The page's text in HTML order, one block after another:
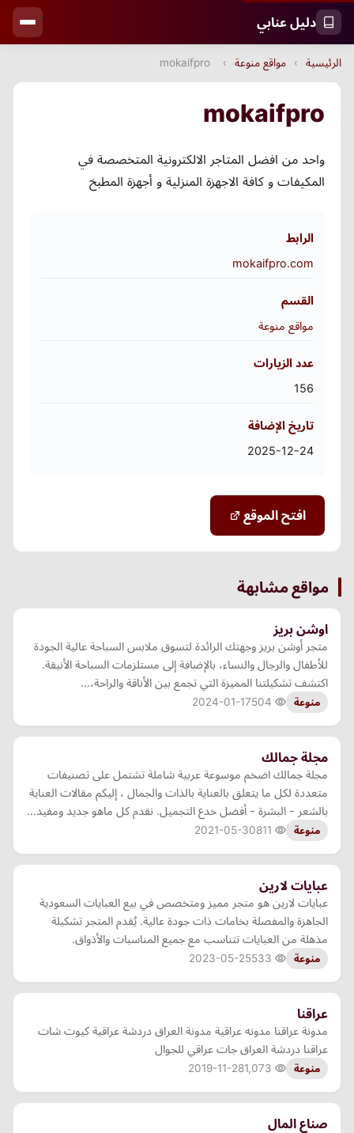
دليل عنابي
الرئيسية › مواقع منوعة ›
mokaifpro
mokaifpro
واحد من افضل المتاجر الالكترونية المتخصصة في
المكيفات و كافة الاجهزة المنزلية و أجهزة المطبخ
الرابط
mokaifpro.com
القسم
مواقع منوعة
عدد الزيارات
156
تاريخ الإضافة
2025-12-24
افتح الموقع
مواقع مشابهة
اوشن بريز
متجر أوشن بريز وجهتك الرائدة لتسوق ملابس السباحة عالية الجودة
للأطفال والرجال والنساء، بالإضافة إلى مستلزمات السباحة الأنيقة.
اكتشف تشكيلتنا المميزة التي تجمع بين الأناقة والراحة،…
منوعة 2024-01-17
مجلة جمالك
مجلة جمالك اضخم موسوعة عربية شاملة تشتمل على تصنيفات
متعددة لكل ما يتعلق بالعناية بالذات والجمال ، إليكم مقالات العناية
بالشعر - البشرة - أفضل خدع التجميل. نقدم كل ماهو جديد ومفيد…
منوعة 2021-05-30
عبايات لارين
عبايات لارين هو متجر مميز ومتخصص في بيع العبايات السعودية
الجاهزة والمفصلة بخامات ذات جودة عالية. يُقدم المتجر تشكيلة
مذهلة من العبايات تتناسب مع جميع المناسبات والأذواق.
منوعة 2023-05-25
عراقنا
مدونة عراقنا مدونه عراقية مدونة العراق دردشة عراقية كيوت شات
عراقنا دردشة العراق جات عراقي للجوال
منوعة 2019-11-28
صناع المال